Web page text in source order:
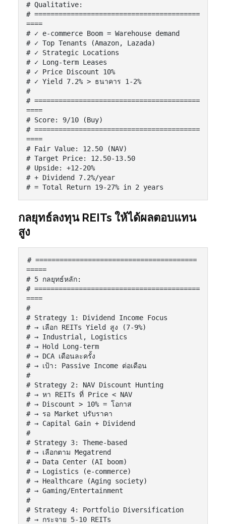
# Qualitative:
# =========================================
====
# ✓ e-commerce Boom = Warehouse demand
# ✓ Top Tenants (Amazon, Lazada)
# ✓ Strategic Locations
# ✓ Long-term Leases
# ✓ Price Discount 10%
# ✓ Yield 7.2% > ธนาคาร 1-2%
#
# =========================================
====
# Score: 9/10 (Buy)
# =========================================
====
# Fair Value: 12.50 (NAV)
# Target Price: 12.50-13.50
# Upside: +12-20%
# + Dividend 7.2%/year
# = Total Return 19-27% in 2 years
กลยุทธ์ลงทุน REITs ให้ได้ผลตอบแทน
สูง
# ========================================
=====
# 5 กลยุทธ์หลัก:
# =========================================
====
#
# Strategy 1: Dividend Income Focus
# → เลือก REITs Yield สูง (7-9%)
# → Industrial, Logistics
# → Hold Long-term
# → DCA เดือนละครั้ง
# → เป้า: Passive Income ต่อเดือน
#
# Strategy 2: NAV Discount Hunting
# → หา REITs ที่ Price < NAV
# → Discount > 10% = โอกาส
# → รอ Market ปรับราคา
# → Capital Gain + Dividend
#
# Strategy 3: Theme-based
# → เลือกตาม Megatrend
# → Data Center (AI boom)
# → Logistics (e-commerce)
# → Healthcare (Aging society)
# → Gaming/Entertainment
#
# Strategy 4: Portfolio Diversification
# → กระจาย 5-10 REITs